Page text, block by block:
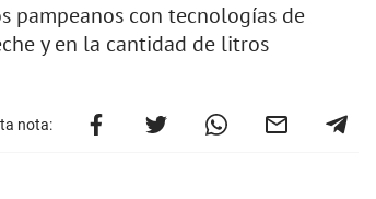
pampeanos con tecnologías de
y en la cantidad de litros
nota: